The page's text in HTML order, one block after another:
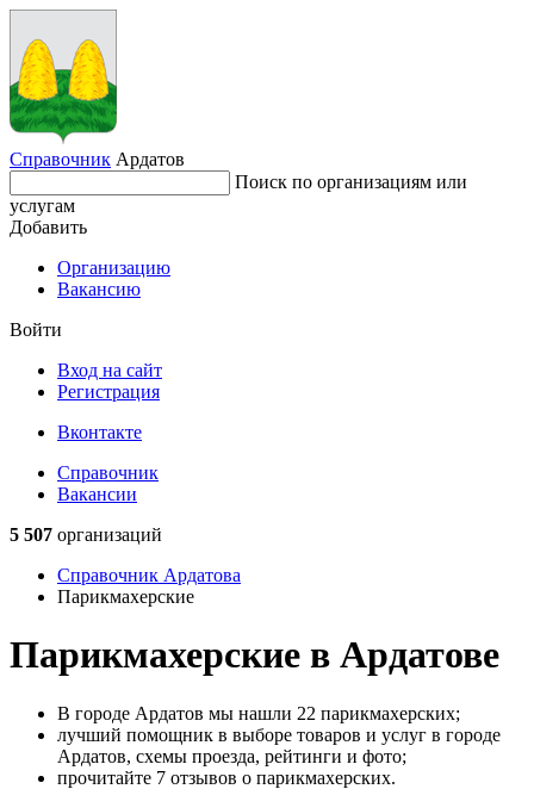
Справочник Ардатов
Поиск по организациям или
услугам
Добавить
Организацию
Вакансию
Войти
Вход на сайт
Регистрация
Вконтакте
Справочник
Вакансии
5 507 организаций
Справочник Ардатова
Парикмахерские
Парикмахерские в Ардатове
В городе Ардатов мы нашли 22 парикмахерских;
лучший помощник в выборе товаров и услуг в городе
Ардатов, схемы проезда, рейтинги и фото;
прочитайте 7 отзывов о парикмахерских.